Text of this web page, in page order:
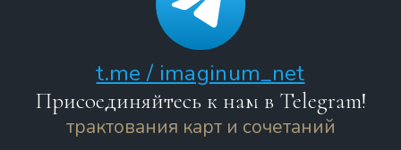
t.me / imaginum_net
Присоединяйтесь к нам в Telegram!
трактования карт и сочетаний